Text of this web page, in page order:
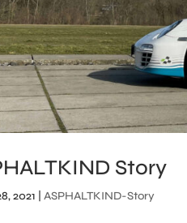
Story
2021 |ASPHALTKIND-Story